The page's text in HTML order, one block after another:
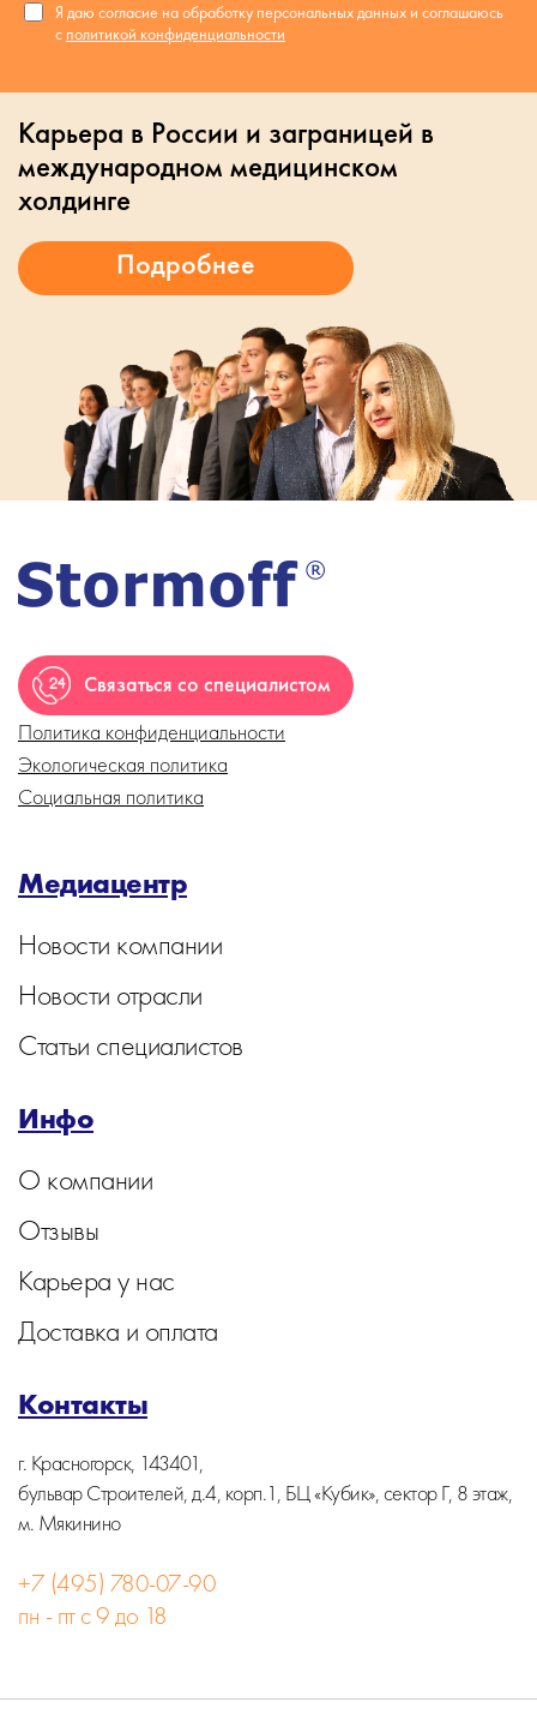
Я даю согласие на обработку персональных данных и соглашаюсь
с политикой конфиденциальности
Карьера в России и заграницей в
международном медицинском
холдинге
Связаться со специалистом
Политика конфиденциальности
Экологическая политика
Социальная политика
Медиацентр
Новости компании
Новости отрасли
Статьи специалистов
Инфо
О компании
Отзывы
Карьера у нас
Доставка и оплата
Контакты
г. Красногорск, 143401,
бульвар Строителей, д.4, корп.1, БЦ «Кубик», сектор Г, 8 этаж,
м. Мякинино
+7 (495) 780-07-90
пн - пт с 9 до 18